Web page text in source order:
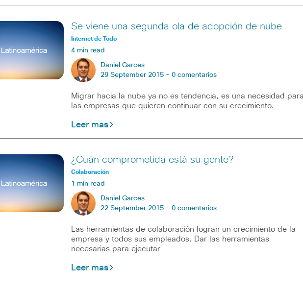
Se viene una segunda ola de adopción de nube
Internet de Todo
4 min read
Daniel Garces
29 September 2015 - 0 comentarios
Migrar hacia la nube ya no es tendencia, es una necesidad
las empresas que quieren continuar con su crecimiento.
Leer mas
¿Cuán comprometida está su gente?
Colaboración
1 min read
Daniel Garces
22 September 2015 - 0 comentarios
Las herramientas de colaboración logran un crecimiento de la
empresa y todos sus empleados. Dar las herramientas
necesarias para ejecutar
Leer mas